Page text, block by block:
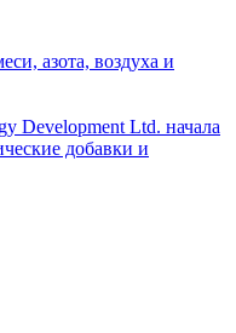
азота, воздуха и
Development Ltd. начала
добавки и